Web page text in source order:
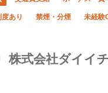
株式会社ダイイ
あり 禁煙・分煙 未経験